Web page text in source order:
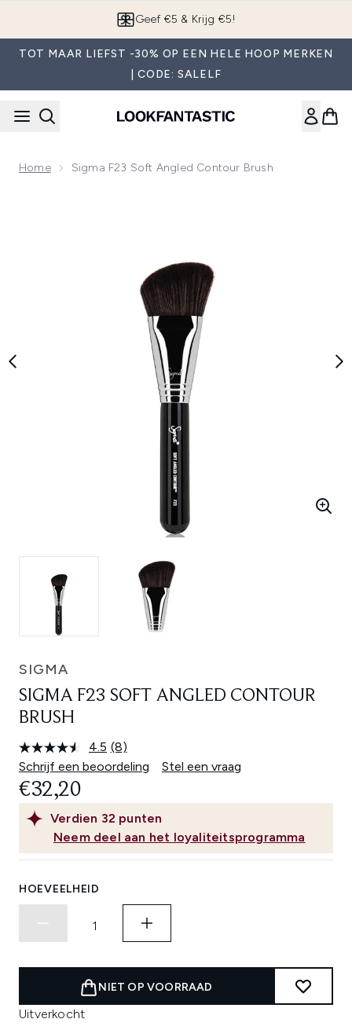
App downloaden
TOT MAAR LIEFST -30% OP EEN HELE HOOP MERKEN
| CODE: SALELF
Home Sigma F23 Soft Angled Contour Brush
SIGMA
SIGMA F23 SOFT ANGLED CONTOUR
BRUSH
4.5 Lees
8
beoordelingen.
paginalink.
(8)
Schrijf een beoordeling
Stel een vraag
Verdien 32 punten
Neem deel aan het loyaliteitsprogramma
€32,20
HOEVEELHEID
NIET OP VOORRAAD
Uitverkocht